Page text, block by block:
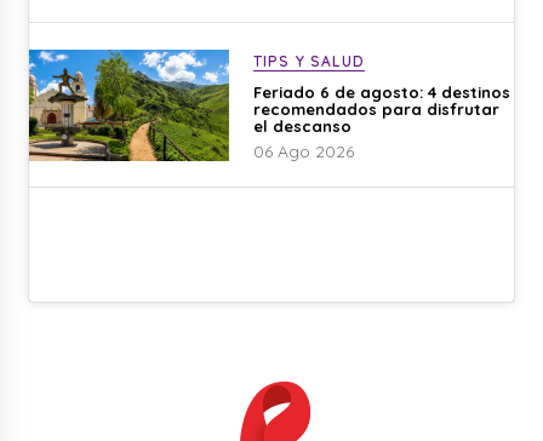
TIPS Y SALUD
Feriado 6 de agosto: 4 destinos
recomendados para disfrutar
el descanso
06 Ago 2026